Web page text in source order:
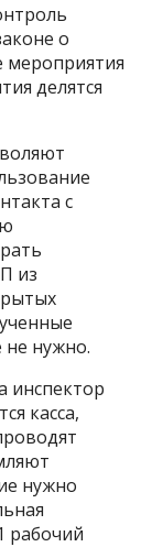
о
мероприятия
делятся
с
из
нужно.
инспектор
касса,
нужно
рабочий